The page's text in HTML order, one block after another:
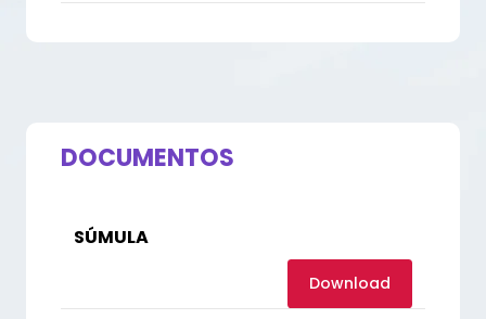
DOCUMENTOS
SÚMULA
Download